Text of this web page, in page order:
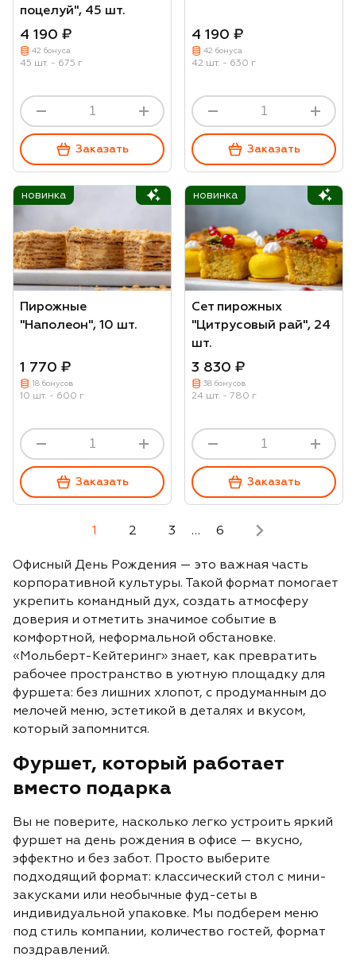
поцелуй", 45 шт.
4 190 ₽
42 бонуса
45 шт. - 675 г
Заказать
4 190 ₽
42 бонуса
42 шт. - 630 г
Заказать
новинка
Пирожные
"Наполеон", 10 шт.
1 770 ₽
18 бонусов
10 шт. - 600 г
Заказать
новинка
Сет пирожных
"Цитрусовый рай", 24
шт.
3 830 ₽
38 бонусов
24 шт. - 780 г
Заказать
1 2 3 … 6
Офисный День Рождения — это важная часть
корпоративной культуры. Такой формат помогает
укрепить командный дух, создать атмосферу
доверия и отметить значимое событие в
комфортной, неформальной обстановке.
«Мольберт-Кейтеринг» знает, как превратить
рабочее пространство в уютную площадку для
фуршета: без лишних хлопот, с продуманным до
мелочей меню, эстетикой в деталях и вкусом,
который запомнится.
Фуршет, который работает
вместо подарка
Вы не поверите, насколько легко устроить яркий
фуршет на день рождения в офисе — вкусно,
эффектно и без забот. Просто выберите
подходящий формат: классический стол с мини-
закусками или необычные фуд-сеты в
индивидуальной упаковке. Мы подберем меню
под стиль компании, количество гостей, формат
поздравлений.